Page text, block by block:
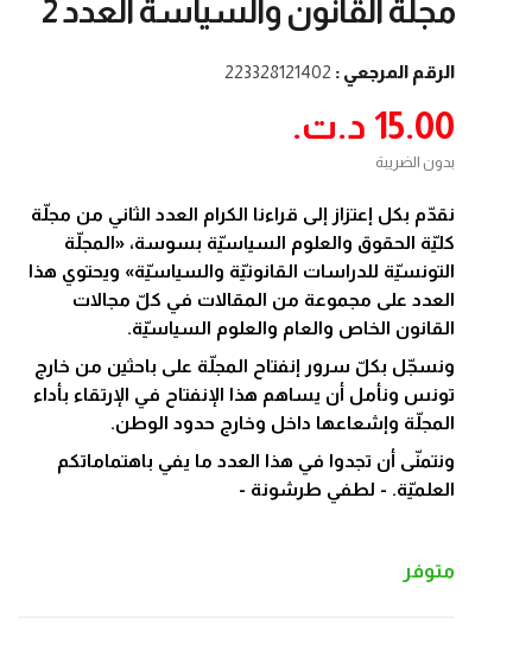
مجلة القانون والسياسة العدد 2
الرقم المرجعي : 223328121402
15.00 د.ت.‏
بدون الضريبة
نقدّم بكل إعتزاز إلى قراءنا الكرام العدد الثاني من مجلّة
كليّة الحقوق والعلوم السياسيّة بسوسة، «المجلّة
التونسيّة للدراسات القانونيّة والسياسيّة» ويحتوي هذا
العدد على مجموعة من المقالات في كلّ مجالات
القانون الخاص والعام والعلوم السياسيّة.
ونسجّل بكلّ سرور إنفتاح المجلّة على باحثين من خارج
تونس ونأمل أن يساهم هذا الإنفتاح في الإرتقاء بأداء
المجلّة وإشعاعها داخل وخارج حدود الوطن.
ونتمنّى أن تجدوا في هذا العدد ما يفي باهتماماتكم
العلميّة. - لطفي طرشونة -
متوفر